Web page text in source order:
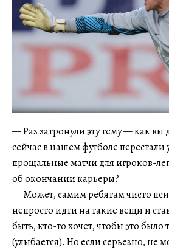
— Раз затронули эту тему — как вы
сейчас в нашем футболе перестали
прощальные матчи для игроков-
об окончании карьеры?
— Может, самим ребятам чисто
непросто идти на такие вещи и
быть, кто-то хочет, чтобы это было
(улыбается). Но если серьезно, не